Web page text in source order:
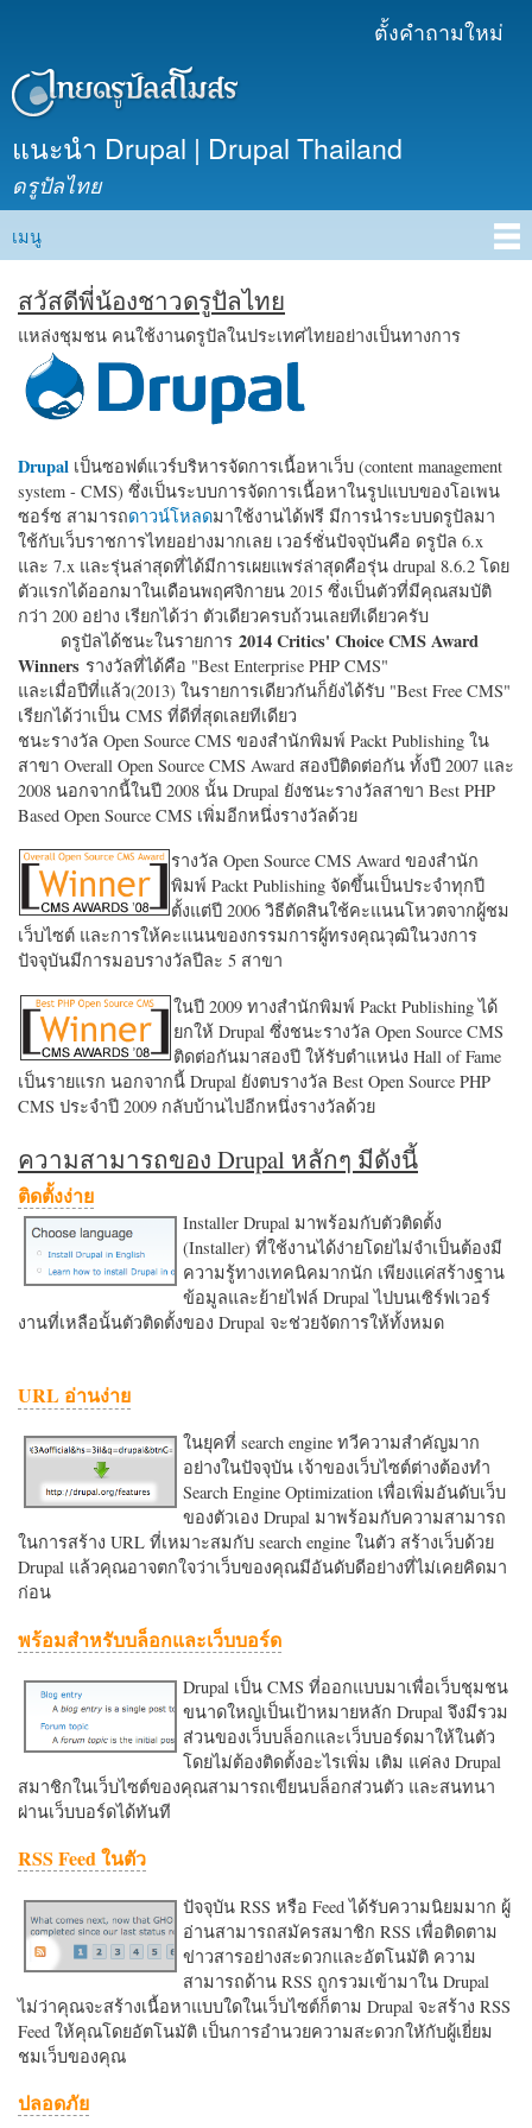
เนื้อหา
ตั้งคำถามใหม่
แนะนำ Drupal | Drupal Thailand
ดรูปัลไทย
Main menu
เมนู
สวัสดีพี่น้องชาวดรูปัลไทย
แหล่งชุมชน คนใช้งานดรูปัลในประเทศไทยอย่างเป็นทางการ
Drupal เป็นซอฟต์แวร์บริหารจัดการเนื้อหาเว็บ (content management
system - CMS) ซึ่งเป็นระบบการจัดการเนื้อหาในรูปแบบของโอเพน
ซอร์ซ สามารถดาวน์โหลดมาใช้งานได้ฟรี มีการนำระบบดรูปัลมา
ใช้กับเว็บราชการไทยอย่างมากเลย เวอร์ชั่นปัจจุบันคือ ดรูปัล 6.x
และ 7.x และรุ่นล่าสุดที่ได้มีการเผยแพร่ล่าสุดคือรุ่น drupal 8.6.2 โดย
ตัวแรกได้ออกมาในเดือนพฤศจิกายน 2015 ซึ่งเป็นตัวที่มีคุณสมบัติ
กว่า 200 อย่าง เรียกได้ว่า ตัวเดียวครบถ้วนเลยทีเดียวครับ
ดรูปัลได้ชนะในรายการ 2014 Critics' Choice CMS Award
Winners รางวัลที่ได้คือ "Best Enterprise PHP CMS"
และเมื่อปีที่แล้ว(2013) ในรายการเดียวกันก็ยังได้รับ "Best Free CMS"
เรียกได้ว่าเป็น CMS ที่ดีที่สุดเลยทีเดียว
ชนะรางวัล Open Source CMS ของสำนักพิมพ์ Packt Publishing ใน
สาขา Overall Open Source CMS Award สองปีติดต่อกัน ทั้งปี 2007 และ
2008 นอกจากนี้ในปี 2008 นั้น Drupal ยังชนะรางวัลสาขา Best PHP
Based Open Source CMS เพิ่มอีกหนึ่งรางวัลด้วย
รางวัล Open Source CMS Award ของสำนัก
พิมพ์ Packt Publishing จัดขึ้นเป็นประจำทุกปี
ตั้งแต่ปี 2006 วิธีตัดสินใช้คะแนนโหวตจากผู้ชม
เว็บไซต์ และการให้คะแนนของกรรมการผู้ทรงคุณวุฒิในวงการ
ปัจจุบันมีการมอบรางวัลปีละ 5 สาขา
ในปี 2009 ทางสำนักพิมพ์ Packt Publishing ได้
ยกให้ Drupal ซึ่งชนะรางวัล Open Source CMS
ติดต่อกันมาสองปี ให้รับตำแหน่ง Hall of Fame
เป็นรายแรก นอกจากนี้ Drupal ยังตบรางวัล Best Open Source PHP
CMS ประจำปี 2009 กลับบ้านไปอีกหนึ่งรางวัลด้วย
ความสามารถของ Drupal หลักๆ มีดังนี้
ติดตั้งง่าย
Installer Drupal มาพร้อมกับตัวติดตั้ง
(Installer) ที่ใช้งานได้ง่ายโดยไม่จำเป็นต้องมี
ความรู้ทางเทคนิคมากนัก เพียงแค่สร้างฐาน
ข้อมูลและย้ายไฟล์ Drupal ไปบนเซิร์ฟเวอร์
งานที่เหลือนั้นตัวติดตั้งของ Drupal จะช่วยจัดการให้ทั้งหมด
URL อ่านง่าย
ในยุคที่ search engine ทวีความสำคัญมาก
อย่างในปัจจุบัน เจ้าของเว็บไซต์ต่างต้องทำ
Search Engine Optimization เพื่อเพิ่มอันดับเว็บ
ของตัวเอง Drupal มาพร้อมกับความสามารถ
ในการสร้าง URL ที่เหมาะสมกับ search engine ในตัว สร้างเว็บด้วย
Drupal แล้วคุณอาจตกใจว่าเว็บของคุณมีอันดับดีอย่างที่ไม่เคยคิดมา
ก่อน
พร้อมสำหรับบล็อกและเว็บบอร์ด
Drupal เป็น CMS ที่ออกแบบมาเพื่อเว็บชุมชน
ขนาดใหญ่เป็นเป้าหมายหลัก Drupal จึงมีรวม
ส่วนของเว็บบล็อกและเว็บบอร์ดมาให้ในตัว
โดยไม่ต้องติดตั้งอะไรเพิ่ม เติม แค่ลง Drupal
สมาชิกในเว็บไซต์ของคุณสามารถเขียนบล็อกส่วนตัว และสนทนา
ผ่านเว็บบอร์ดได้ทันที
RSS Feed ในตัว
ปัจจุบัน RSS หรือ Feed ได้รับความนิยมมาก ผู้
อ่านสามารถสมัครสมาชิก RSS เพื่อติดตาม
ข่าวสารอย่างสะดวกและอัตโนมัติ ความ
สามารถด้าน RSS ถูกรวมเข้ามาใน Drupal
ไม่ว่าคุณจะสร้างเนื้อหาแบบใดในเว็บไซต์ก็ตาม Drupal จะสร้าง RSS
Feed ให้คุณโดยอัตโนมัติ เป็นการอำนวยความสะดวกใหักับผู้เยี่ยม
ชมเว็บของคุณ
ปลอดภัย